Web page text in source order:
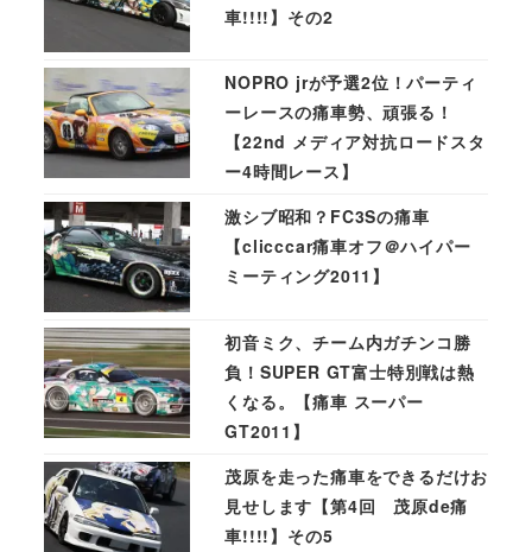
車!!!!】その2
NOPRO jrが予選2位！パーティ
ーレースの痛車勢、頑張る！
【22nd メディア対抗ロードスタ
ー4時間レース】
激シブ昭和？FC3Sの痛車
【clicccar痛車オフ＠ハイパー
ミーティング2011】
初音ミク、チーム内ガチンコ勝
負！SUPER GT富士特別戦は熱
くなる。【痛車 スーパー
GT2011】
茂原を走った痛車をできるだけお
見せします【第4回 茂原de痛
車!!!!】その5